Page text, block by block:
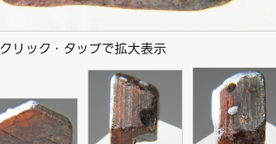
クリック・タップで拡大表示